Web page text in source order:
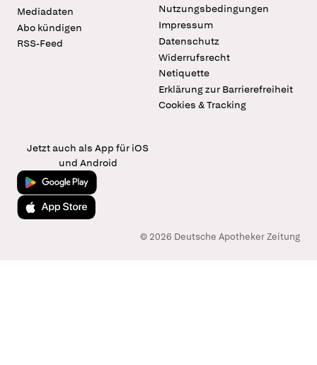
Mediadaten
Abo kündigen
RSS-Feed
Nutzungsbedingungen
Impressum
Datenschutz
Widerrufsrecht
Netiquette
Erklärung zur Barrierefreiheit
Cookies & Tracking
Jetzt auch als App für iOS
und Android
Jetzt bei Google Play
Laden im App Store
© 2026 Deutsche Apotheker Zeitung